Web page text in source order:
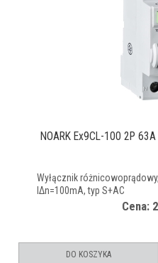
NOARK Ex9CL-100 2P
Wyłącznik
IΔn=100mA, typ S+AC
Cena:
DO KOSZYKA